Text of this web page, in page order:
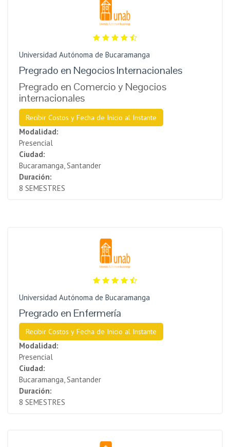
Universidad Autónoma de Bucaramanga
Pregrado en Negocios Internacionales
Pregrado en Comercio y Negocios
internacionales
Recibir Costos y Fecha de Inicio al Instante
Modalidad:
Presencial
Ciudad:
Bucaramanga, Santander
Duración:
8 SEMESTRES
Universidad Autónoma de Bucaramanga
Pregrado en Enfermería
Recibir Costos y Fecha de Inicio al Instante
Modalidad:
Presencial
Ciudad:
Bucaramanga, Santander
Duración:
8 SEMESTRES